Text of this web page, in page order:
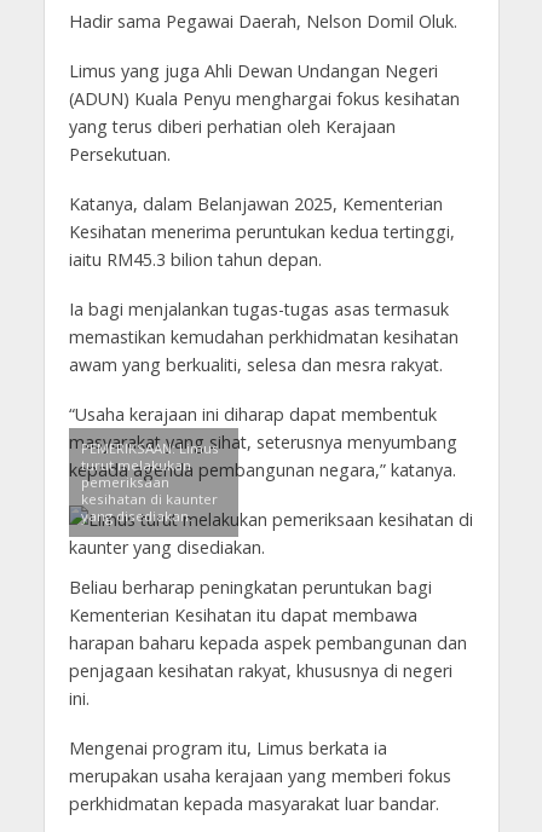
Hadir sama Pegawai Daerah, Nelson Domil Oluk.
Limus yang juga Ahli Dewan Undangan Negeri
(ADUN) Kuala Penyu menghargai fokus kesihatan
yang terus diberi perhatian oleh Kerajaan
Persekutuan.
Katanya, dalam Belanjawan 2025, Kementerian
Kesihatan menerima peruntukan kedua tertinggi,
iaitu RM45.3 bilion tahun depan.
Ia bagi menjalankan tugas-tugas asas termasuk
memastikan kemudahan perkhidmatan kesihatan
awam yang berkualiti, selesa dan mesra rakyat.
“Usaha kerajaan ini diharap dapat membentuk
masyarakat yang sihat, seterusnya menyumbang
kepada agenda pembangunan negara,” katanya.
PEMERIKSAAN: Limus
turut melakukan
pemeriksaan
kesihatan di kaunter
yang disediakan.
Beliau berharap peningkatan peruntukan bagi
Kementerian Kesihatan itu dapat membawa
harapan baharu kepada aspek pembangunan dan
penjagaan kesihatan rakyat, khususnya di negeri
ini.
Mengenai program itu, Limus berkata ia
merupakan usaha kerajaan yang memberi fokus
perkhidmatan kepada masyarakat luar bandar.